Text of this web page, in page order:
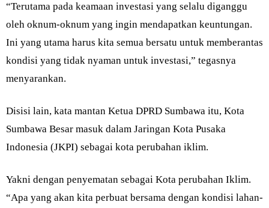
“Terutama pada keamaan investasi yang selalu diganggu
oleh oknum-oknum yang ingin mendapatkan keuntungan.
Ini yang utama harus kita semua bersatu untuk memberantas
kondisi yang tidak nyaman untuk investasi,” tegasnya
menyarankan.
Disisi lain, kata mantan Ketua DPRD Sumbawa itu, Kota
Sumbawa Besar masuk dalam Jaringan Kota Pusaka
Indonesia (JKPI) sebagai kota perubahan iklim.
Yakni dengan penyematan sebagai Kota perubahan Iklim.
“Apa yang akan kita perbuat bersama dengan kondisi lahan-